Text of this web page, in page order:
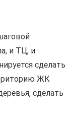
и ТЦ, и
сделать
ЖК
сделать